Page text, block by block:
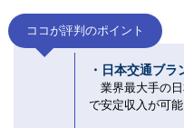
ココが評判のポイント
・日本交通ブ
業界最大手の日
で安定収入が可能